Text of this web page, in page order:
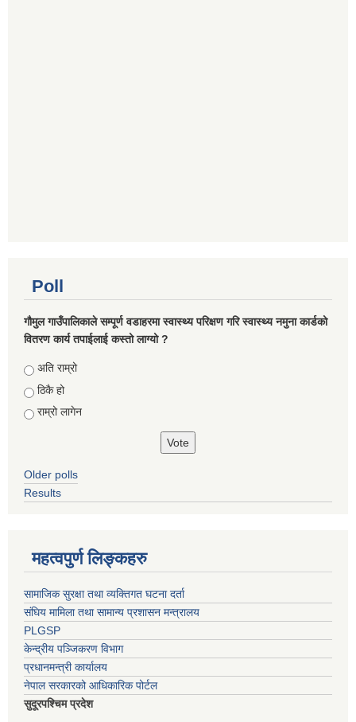
Poll
गौमुल गाउँपालिकाले सम्पूर्ण वडाहरमा स्वास्थ्य परिक्षण गरि स्वास्थ्य नमुना कार्डको
वितरण कार्य तपाईलाई कस्तो लाग्यो ?
Choices
अति राम्रो
ठिकै हो
राम्रो लागेन
Older polls
Results
महत्वपुर्ण लिङ्कहरु
सामाजिक सुरक्षा तथा व्यक्तिगत घटना दर्ता
संघिय मामिला तथा सामान्य प्रशासन मन्त्रालय
PLGSP
केन्द्रीय पञ्जिकरण विभाग
प्रधानमन्त्री कार्यालय
नेपाल सरकारको आधिकारिक पोर्टल
सुदूरपश्चिम प्रदेश